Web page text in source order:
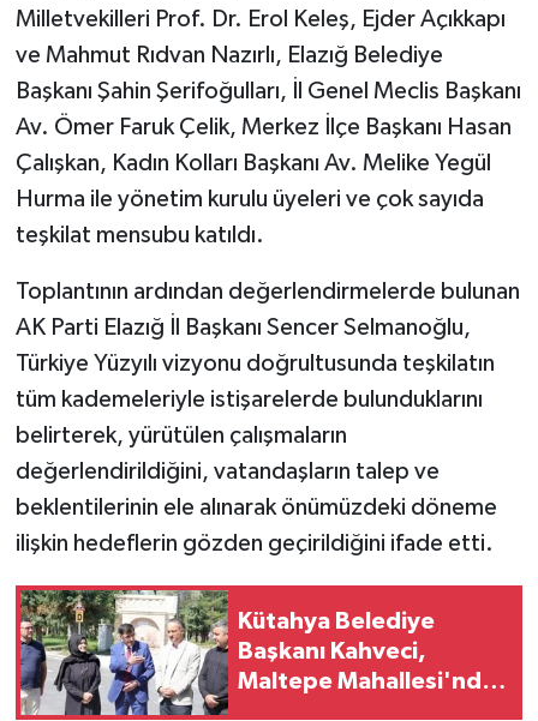
Milletvekilleri Prof. Dr. Erol Keleş, Ejder Açıkkapı
ve Mahmut Rıdvan Nazırlı, Elazığ Belediye
Başkanı Şahin Şerifoğulları, İl Genel Meclis Başkanı
Av. Ömer Faruk Çelik, Merkez İlçe Başkanı Hasan
Çalışkan, Kadın Kolları Başkanı Av. Melike Yegül
Hurma ile yönetim kurulu üyeleri ve çok sayıda
teşkilat mensubu katıldı.
Toplantının ardından değerlendirmelerde bulunan
AK Parti Elazığ İl Başkanı Sencer Selmanoğlu,
Türkiye Yüzyılı vizyonu doğrultusunda teşkilatın
tüm kademeleriyle istişarelerde bulunduklarını
belirterek, yürütülen çalışmaların
değerlendirildiğini, vatandaşların talep ve
beklentilerinin ele alınarak önümüzdeki döneme
ilişkin hedeflerin gözden geçirildiğini ifade etti.
Kütahya Belediye
Başkanı Kahveci,
Maltepe Mahallesi'nde